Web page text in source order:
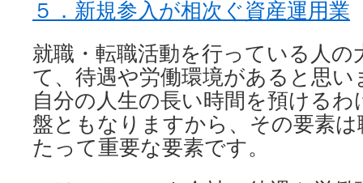
５．新規参入が相次ぐ資産運用業
就職・転職活動を行っている人の
て、待遇や労働環境があると思い
自分の人生の長い時間を預ける
盤ともなりますから、その要素
たって重要な要素です。